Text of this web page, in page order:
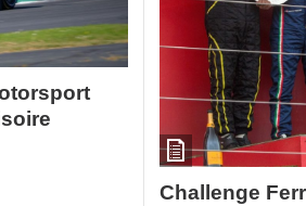
Challenge